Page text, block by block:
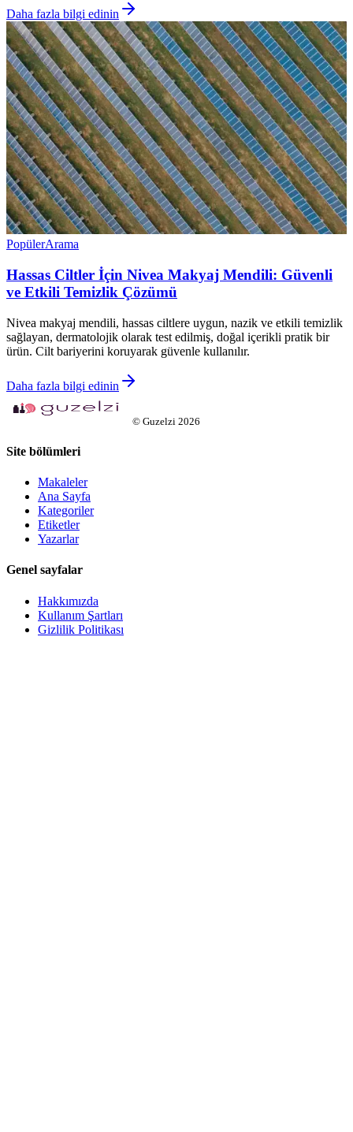
Daha fazla bilgi edinin
PopülerArama
Hassas Ciltler İçin Nivea Makyaj Mendili: Güvenli
ve Etkili Temizlik Çözümü
Nivea makyaj mendili, hassas ciltlere uygun, nazik ve etkili temizlik
sağlayan, dermatolojik olarak test edilmiş, doğal içerikli pratik bir
ürün. Cilt bariyerini koruyarak güvenle kullanılır.
Daha fazla bilgi edinin
© Guzelzi 2026
Site bölümleri
Makaleler
Ana Sayfa
Kategoriler
Etiketler
Yazarlar
Genel sayfalar
Hakkımızda
Kullanım Şartları
Gizlilik Politikası